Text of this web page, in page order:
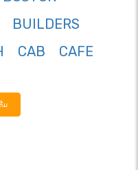
BUILDERS
CAB
CAFE
ມ